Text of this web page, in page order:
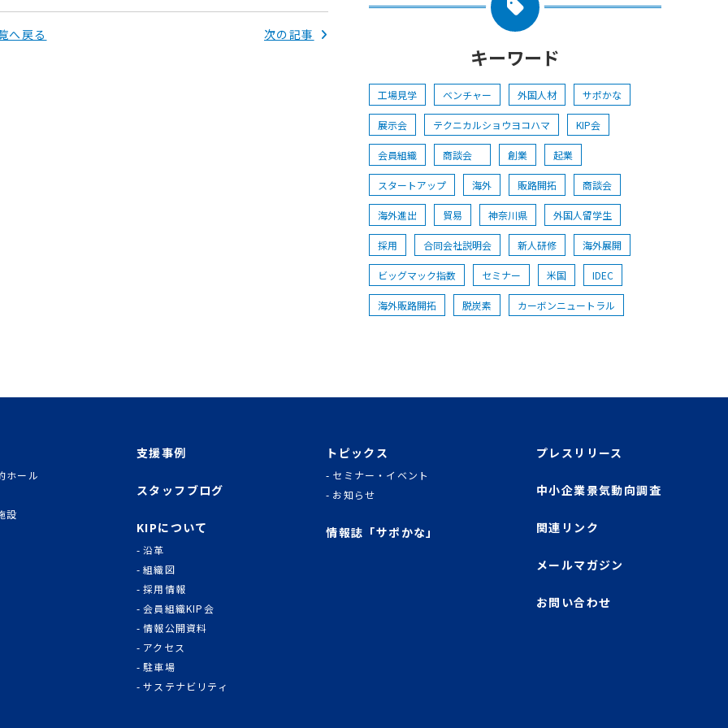
へ戻る 次の記事
キーワード
工場見学 ベンチャー 外国人材 サポかな
展示会 テクニカルショウヨコハマ KIP会
会員組織 商談会 創業 起業
スタートアップ 海外 販路開拓 商談会
海外進出 貿易 神奈川県 外国人留学生
採用 合同会社説明会 新人研修 海外展開
ビッグマック指数 セミナー 米国 IDEC
海外販路開拓 脱炭素 カーボンニュートラル
ホール
設
支援事例
スタッフブログ
KIPについて
沿革
組織図
採用情報
会員組織KIP会
情報公開資料
アクセス
駐車場
サステナビリティ
トピックス
セミナー・イベント
お知らせ
情報誌「サポかな」
プレスリリース
中小企業景気動向調査
関連リンク
メールマガジン
お問い合わせ